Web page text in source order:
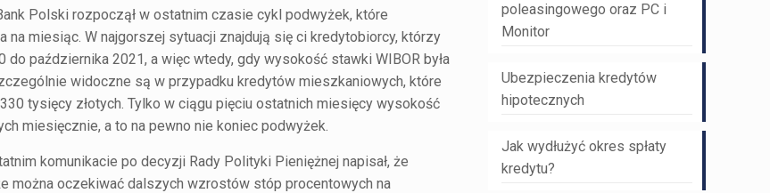
Polski rozpoczął w ostatnim czasie cykl podwyżek, które
miesiąc. W najgorszej sytuacji znajdują się ci kredytobiorcy, którzy
października 2021, a więc wtedy, gdy wysokość stawki WIBOR była
widoczne są w przypadku kredytów mieszkaniowych, które
tysięcy złotych. Tylko w ciągu pięciu ostatnich miesięcy wysokość
miesięcznie, a to na pewno nie koniec podwyżek.
komunikacie po decyzji Rady Polityki Pieniężnej napisał, że
można oczekiwać dalszych wzrostów stóp procentowych na
poleasingowego oraz PC i
Monitor
Ubezpieczenia kredytów
hipotecznych
Jak wydłużyć okres spłaty
kredytu?